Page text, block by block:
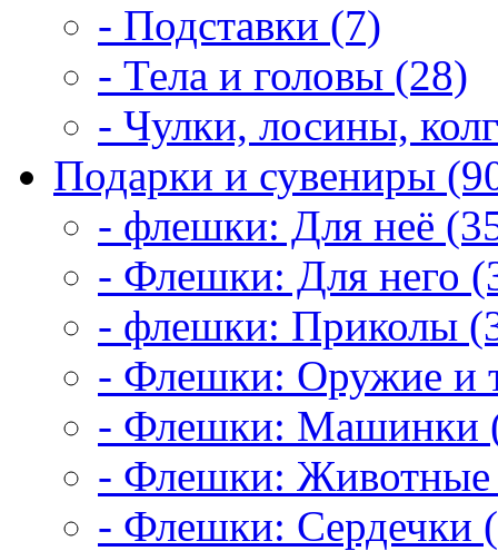
- Подставки (7)
- Тела и головы (28)
- Чулки, лосины,
Подарки и сувениры
- флешки: Для неё
- Флешки: Для него
- флешки: Приколы
- Флешки: Оружие и
- Флешки: Машинки
- Флешки: Животные
- Флешки: Сердечки